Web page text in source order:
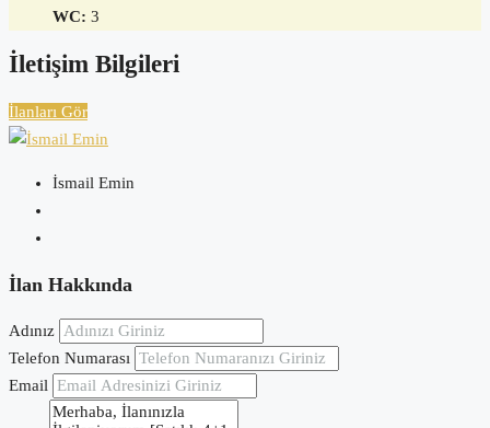
WC: 3
İletişim Bilgileri
İlanları Gör
İsmail Emin
İlan Hakkında
Adınız
Telefon Numarası
Email